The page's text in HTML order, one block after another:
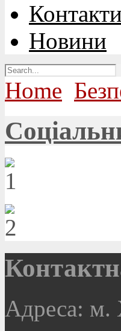
Контакти
Новини
Home
Адреса: м.